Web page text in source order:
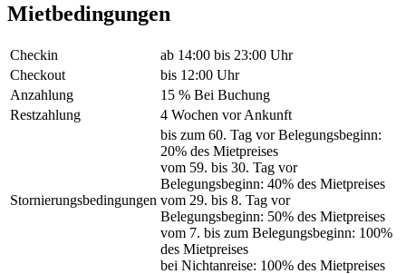
Mietbedingungen
Checkin
ab 14:00 bis 23:00 Uhr
Checkout
bis 12:00 Uhr
Anzahlung
15 % Bei Buchung
Restzahlung
4 Wochen vor Ankunft
Stornierungsbedingungen
bis zum 60. Tag vor Belegungsbeginn:
20% des Mietpreises
vom 59. bis 30. Tag vor
Belegungsbeginn: 40% des Mietpreises
vom 29. bis 8. Tag vor
Belegungsbeginn: 50% des Mietpreises
vom 7. bis zum Belegungsbeginn: 100%
des Mietpreises
bei Nichtanreise: 100% des Mietpreises